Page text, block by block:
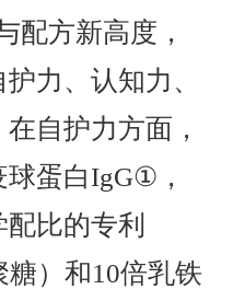
配方新高度，
力、认知力、
自护力方面，
蛋白IgG①，
比的专利
糖）和10倍乳铁